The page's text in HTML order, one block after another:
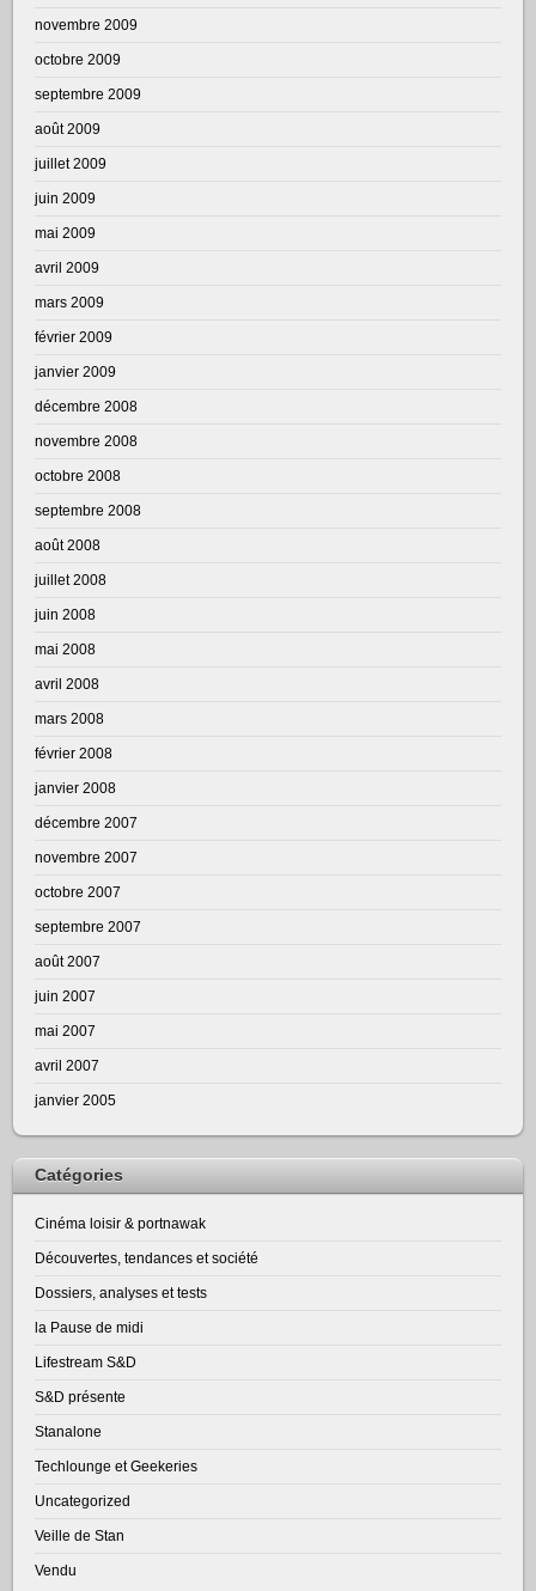
novembre 2009
octobre 2009
septembre 2009
août 2009
juillet 2009
juin 2009
mai 2009
avril 2009
mars 2009
février 2009
janvier 2009
décembre 2008
novembre 2008
octobre 2008
septembre 2008
août 2008
juillet 2008
juin 2008
mai 2008
avril 2008
mars 2008
février 2008
janvier 2008
décembre 2007
novembre 2007
octobre 2007
septembre 2007
août 2007
juin 2007
mai 2007
avril 2007
janvier 2005
Catégories
Cinéma loisir & portnawak
Découvertes, tendances et société
Dossiers, analyses et tests
la Pause de midi
Lifestream S&D
S&D présente
Stanalone
Techlounge et Geekeries
Uncategorized
Veille de Stan
Vendu